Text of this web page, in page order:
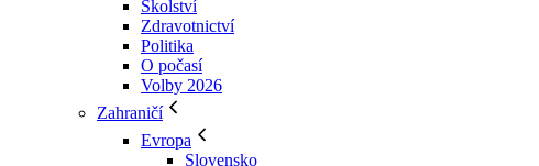
Školství
Zdravotnictví
Politika
O počasí
Volby 2026
Zahraničí
Evropa
Slovensko